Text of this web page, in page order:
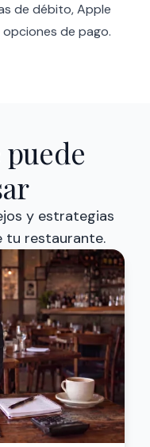
de débito, Apple
de pago.
y estrategias
tu restaurante.